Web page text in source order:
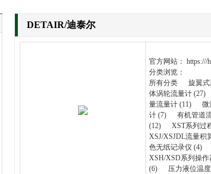
DETAIR/迪泰尔
官方网站： https:///
分类浏览：
所有分类
旋翼
体涡轮流量计 (27)
量流量计 (11)
微
计 (7)
有机管道
(12)
XST系列过
XSJ/XSJDL流量积
色无纸记录仪 (4)
XSH/XSD系列操作
(6)
压力液位温